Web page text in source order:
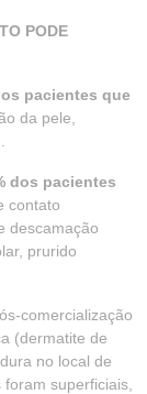
PODE
pacientes que
da pele,
dos pacientes
contato
descamação
prurido
comercialização
(dermatite de
no local de
superficiais,